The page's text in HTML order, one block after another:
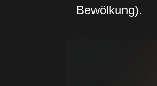
Bewölkung).